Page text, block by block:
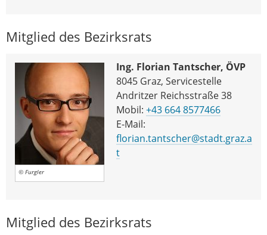
Mitglied des Bezirksrats
© Furgler
Ing. Florian Tantscher, ÖVP
8045 Graz, Servicestelle
Andritzer Reichsstraße 38
Mobil: +43 664 8577466
E-Mail:
florian.tantscher@stadt.graz.a
t
Mitglied des Bezirksrats